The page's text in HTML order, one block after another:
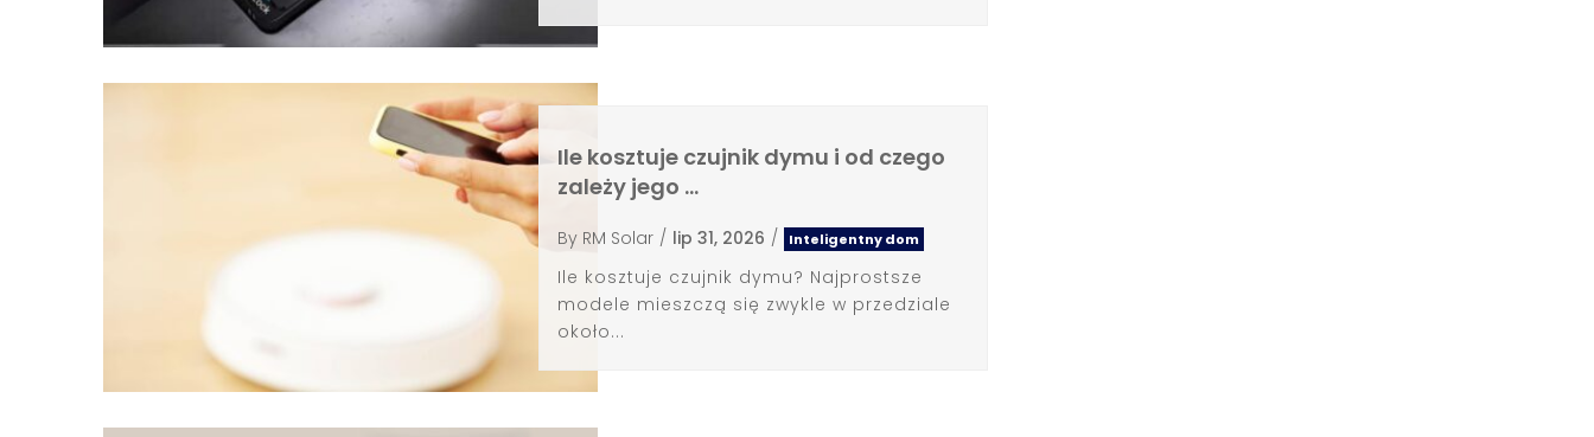
Ile kosztuje czujnik dymu i od czego
zależy jego …
By RM Solar / lip 31, 2026 / Inteligentny dom
Ile kosztuje czujnik dymu? Najprostsze
modele mieszczą się zwykle w przedziale
około...